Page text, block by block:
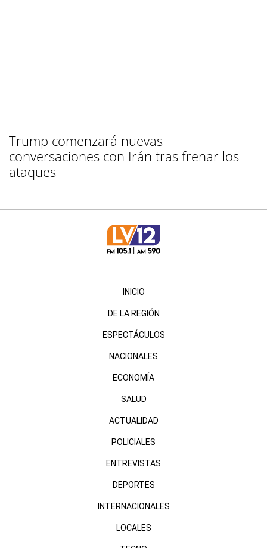
Trump comenzará nuevas
conversaciones con Irán tras frenar los
ataques
INICIO
DE LA REGIÓN
ESPECTÁCULOS
NACIONALES
ECONOMÍA
SALUD
ACTUALIDAD
POLICIALES
ENTREVISTAS
DEPORTES
INTERNACIONALES
LOCALES